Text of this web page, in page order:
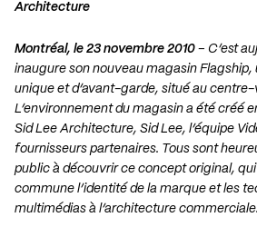
Architecture
Montréal, le 23 novembre 2010 – C’est
inaugure son nouveau magasin
unique et d’avant-garde, situé au centre-
L’environnement du magasin a été créé
Sid Lee Architecture, Sid Lee, l’équipe
fournisseurs partenaires. Tous sont
public à découvrir ce concept original,
commune l’identité de la marque et les
multimédias à l’architecture commerciale.